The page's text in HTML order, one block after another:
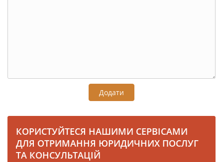
Додати
КОРИСТУЙТЕСЯ НАШИМИ СЕРВІСАМИ
ДЛЯ ОТРИМАННЯ ЮРИДИЧНИХ ПОСЛУГ
ТА КОНСУЛЬТАЦІЙ